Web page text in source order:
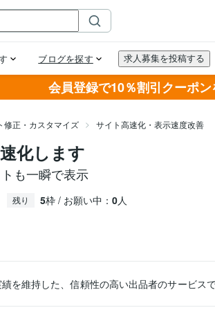
会員登録で10％割引クーポン
修正・カスタマイズ サイト高速化・表示速度改善
化します
も一瞬で表示
残り 5枠 / お願い中： 0人
を維持した、信頼性の高い出品者のサービス